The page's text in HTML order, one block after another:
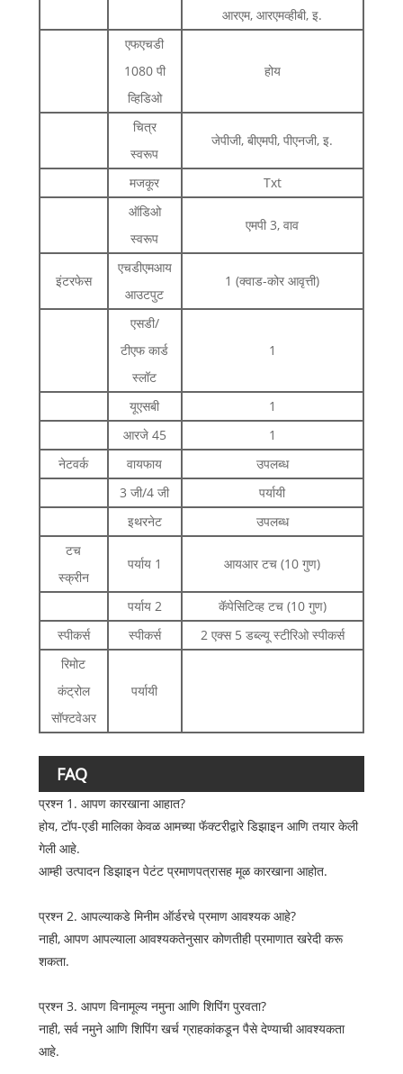
आरएम, आरएमव्हीबी, इ.
एफएचडी
1080 पी
व्हिडिओ
होय
चित्र
स्वरूप
जेपीजी, बीएमपी, पीएनजी, इ.
मजकूर
Txt
ऑडिओ
स्वरूप
एमपी 3, वाव
इंटरफेस
एचडीएमआय
आउटपुट
1 (क्वाड-कोर आवृत्ती)
एसडी/
टीएफ कार्ड
स्लॉट
1
यूएसबी
1
आरजे 45
1
नेटवर्क
वायफाय
उपलब्ध
3 जी/4 जी
पर्यायी
इथरनेट
उपलब्ध
टच
स्क्रीन
पर्याय 1 आयआर टच (10 गुण)
पर्याय 2
कॅपेसिटिव्ह टच (10 गुण)
स्पीकर्स
स्पीकर्स
2 एक्स 5 डब्ल्यू स्टीरिओ स्पीकर्स
रिमोट
कंट्रोल
सॉफ्टवेअर
पर्यायी
FAQ
प्रश्न 1. आपण कारखाना आहात?
होय, टॉप-एडी मालिका केवळ आमच्या फॅक्टरीद्वारे डिझाइन आणि तयार केली
गेली आहे.
आम्ही उत्पादन डिझाइन पेटंट प्रमाणपत्रासह मूळ कारखाना आहोत.
प्रश्न 2. आपल्याकडे मिनीम ऑर्डरचे प्रमाण आवश्यक आहे?
नाही, आपण आपल्याला आवश्यकतेनुसार कोणतीही प्रमाणात खरेदी करू
शकता.
प्रश्न 3. आपण विनामूल्य नमुना आणि शिपिंग पुरवता?
नाही, सर्व नमुने आणि शिपिंग खर्च ग्राहकांकडून पैसे देण्याची आवश्यकता
आहे.